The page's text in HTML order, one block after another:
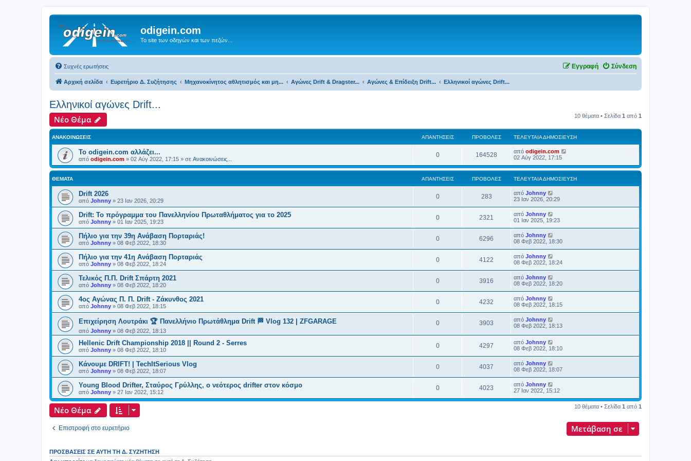
odigein.com
Το site των οδηγών και των πεζών...
Συχνές ερωτήσεις Σύνδεση
Εγγραφή
Αρχική σελίδα Ευρετήριο Δ. Συζήτησης Μηχανοκίνητος αθλητισμός και μη... Αγώνες Drift & Dragster... Αγώνες & Επίδειξη Drift... Ελληνικοί αγώνες Drift...
Ελληνικοί αγώνες Drift...
Νέο Θέμα 10 θέματα • Σελίδα 1 από 1
ΑΝΑΚΟΙΝΏΣΕΙΣ ΑΠΑΝΤΉΣΕΙΣ ΠΡΟΒΟΛΈΣ ΤΕΛΕΥΤΑΊΑ ΔΗΜΟΣΊΕΥΣΗ
Το odigein.com αλλάζει...
από odigein.com » 02 Αύγ 2022, 17:15 » σε Ανακοινώσεις...
0 164528 από odigein.com
02 Αύγ 2022, 17:15
ΘΈΜΑΤΑ ΑΠΑΝΤΉΣΕΙΣ ΠΡΟΒΟΛΈΣ ΤΕΛΕΥΤΑΊΑ ΔΗΜΟΣΊΕΥΣΗ
Drift 2026
από Johnny » 23 Ιαν 2026, 20:29
0 283 από Johnny
23 Ιαν 2026, 20:29
Drift: Το πρόγραμμα του Πανελληνίου Πρωταθλήματος για το 2025
από Johnny » 01 Ιαν 2025, 19:23
0 2321 από Johnny
01 Ιαν 2025, 19:23
Πήλιο για την 39η Ανάβαση Πορταριάς!
από Johnny » 08 Φεβ 2022, 18:30
0 6296 από Johnny
08 Φεβ 2022, 18:30
Πήλιο για την 41η Ανάβαση Πορταριάς
από Johnny » 08 Φεβ 2022, 18:24
0 4122 από Johnny
08 Φεβ 2022, 18:24
Τελικός Π.Π. Drift Σπάρτη 2021
από Johnny » 08 Φεβ 2022, 18:20
0 3916 από Johnny
08 Φεβ 2022, 18:20
4ος Αγώνας Π. Π. Drift - Zάκυνθος 2021
από Johnny » 08 Φεβ 2022, 18:15
0 4232 από Johnny
08 Φεβ 2022, 18:15
Επιχείρηση Λουτράκι 🏆 Πανελλήνιο Πρωτάθλημα Drift 🏁 Vlog 132 | ZFGARAGE
από Johnny » 08 Φεβ 2022, 18:13
0 3903 από Johnny
08 Φεβ 2022, 18:13
Hellenic Drift Championship 2018 || Round 2 - Serres
από Johnny » 08 Φεβ 2022, 18:10
0 4297 από Johnny
08 Φεβ 2022, 18:10
Κάνουμε DRIFT! | TechItSerious Vlog
από Johnny » 08 Φεβ 2022, 18:07
0 4037 από Johnny
08 Φεβ 2022, 18:07
Young Blood Drifter, Σταύρος Γρύλλης, ο νεότερος drifter στον κόσμο
από Johnny » 27 Ιαν 2022, 15:12
0 4023 από Johnny
27 Ιαν 2022, 15:12
Νέο Θέμα 10 θέματα • Σελίδα 1 από 1
Επιστροφή στο ευρετήριο Μετάβαση σε
ΠΡΟΣΒΆΣΕΙΣ ΣΕ ΑΥΤΉ ΤΗ Δ. ΣΥΖΉΤΗΣΗ